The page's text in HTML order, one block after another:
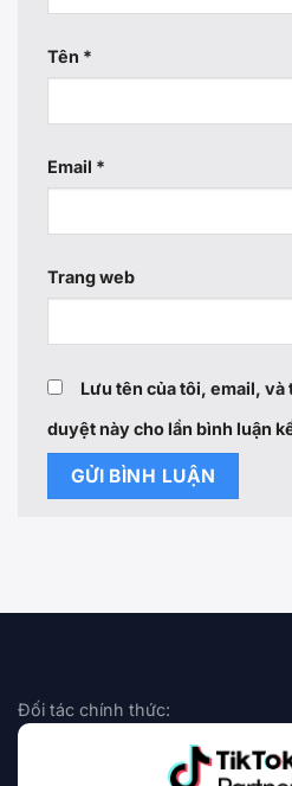
Tên *
Email *
Trang web
Lưu tên của tôi, email,
duyệt này cho lần bình luận
Đối tác chính thức: